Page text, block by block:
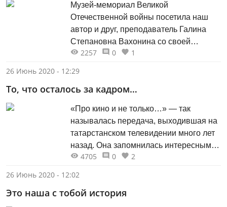
Музей-мемориал Великой
Отечественной войны посетила наш
автор и друг, преподаватель Галина
Степановна Вахонина со своей
дочерью и внуком. Она принесла в
научный сотрудник М.В. Черепанов
гибели ее отца – Степана Игнатьевича
2257 0
1
26 Июнь 2020 - 12:29
То, что осталось за кадром…
«Про кино и не только…» — так
называлась передача, выходившая на
татарстанском телевидении много лет
назад. Она запомнилась интересными
сюжетами, рассказывавшими
кинохроники, о таинственном
4705 0
2
26 Июнь 2020 - 12:02
Это наша с тобой история